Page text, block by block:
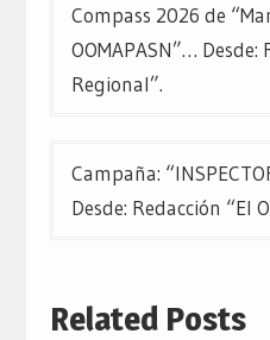
entradas
Compass 2026 de
OOMAPASN”…
Regional”.
Campaña:
Desde: Redacción “El
Related Posts